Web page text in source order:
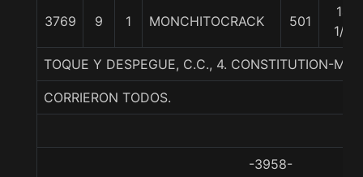
3769 9 1 MONCHITOCRACK 501
14
1/4
TOQUE Y DESPEGUE, C.C., 4. CONSTITUTION-
CORRIERON TODOS.
-3958-